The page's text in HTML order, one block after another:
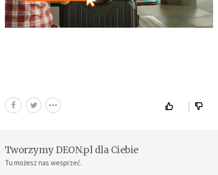
Tworzymy DEON.pl dla Ciebie
Tu możesz nas wesprzeć.